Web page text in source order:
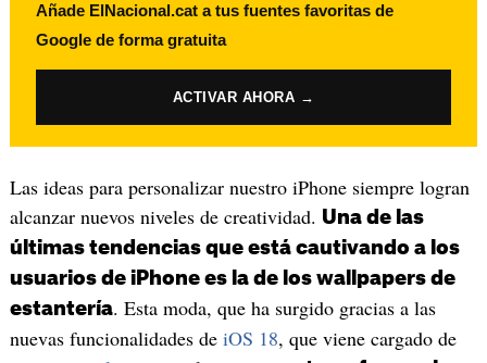
Añade ElNacional.cat a tus fuentes favoritas de
Google de forma gratuita
ACTIVAR AHORA →
Las ideas para personalizar nuestro iPhone siempre logran
alcanzar nuevos niveles de creatividad. Una de las
últimas tendencias que está cautivando a los
usuarios de iPhone es la de los wallpapers de
estantería. Esta moda, que ha surgido gracias a las
nuevas funcionalidades de iOS 18, que viene cargado de